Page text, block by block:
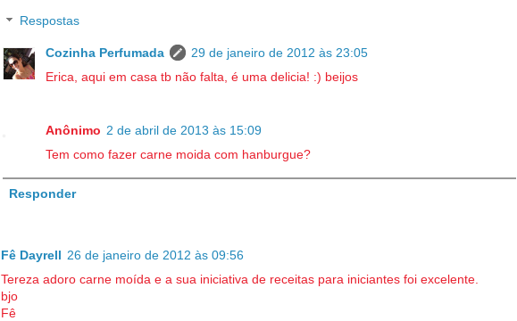
Respostas
Cozinha Perfumada
29 de janeiro de 2012 às 23:05
Erica, aqui em casa tb não falta, é uma delicia! :) beijos
Anônimo 2 de abril de 2013 às 15:09
Tem como fazer carne moida com hanburgue?
Responder
Fê Dayrell 26 de janeiro de 2012 às 09:56
Tereza adoro carne moída e a sua iniciativa de receitas para iniciantes foi excelente.
bjo
Fê